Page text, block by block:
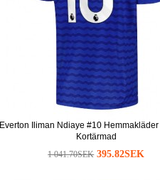
Everton Iliman Ndiaye #10
Kortärmad
1 041.70SEK 395.82SEK